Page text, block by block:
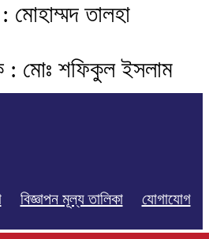
মোহাম্মদ তালহা
: মোঃ শফিকুল ইসলাম
বিজ্ঞাপন মূল্য তালিকা যোগাযোগ